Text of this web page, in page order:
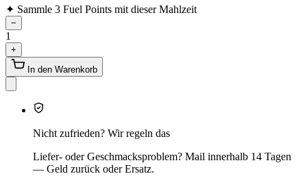
✦ Sammle 3 Fuel Points mit dieser Mahlzeit
−
1
+
In den Warenkorb
Nicht zufrieden? Wir regeln das
Liefer- oder Geschmacksproblem? Mail innerhalb 14 Tagen
— Geld zurück oder Ersatz.